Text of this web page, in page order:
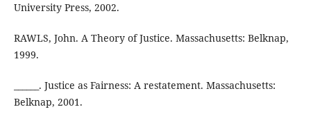
University Press, 2002.
RAWLS, John. A Theory of Justice. Massachusetts: Belknap,
1999.
______. Justice as Fairness: A restatement. Massachusetts:
Belknap, 2001.